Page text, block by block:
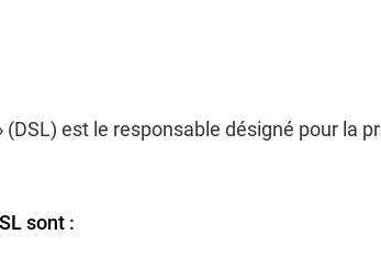
est le responsable désigné pour la
sont :